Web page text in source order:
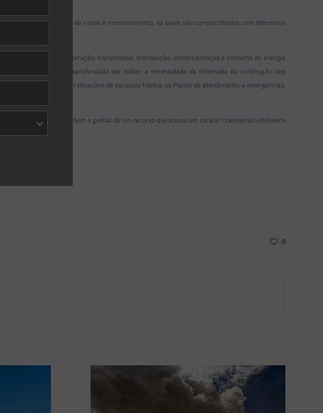
gestão operacional, de riscos e monitoramento, os quais são compartilhados com diferentes
dos segmentos de geração, transmissão, distribuição, comercialização e consumo de energia
de forma mais aprofundada por todos: a necessidade da retomada da construção dos
a gestão da água em situações de escassez hídrica, os Planos de atendimento a emergências,
que compõem a gestão de um recurso que possui um caráter transversal intrínseco
0